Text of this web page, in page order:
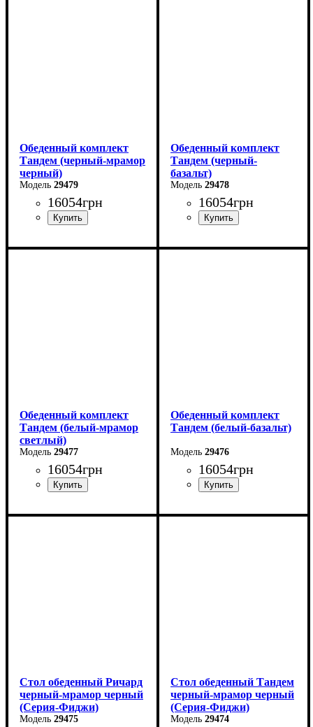
Обеденный комплект
Тандем (черный-мрамор
черный)
29479
16054грн
Обеденный комплект
Тандем (черный-
базальт)
29478
16054грн
Обеденный комплект
Тандем (белый-мрамор
светлый)
29477
16054грн
Обеденный комплект
Тандем (белый-базальт)
29476
16054грн
Стол обеденный Ричард
черный-мрамор черный
(Серия-Фиджи)
29475
Стол обеденный Тандем
черный-мрамор черный
(Серия-Фиджи)
29474